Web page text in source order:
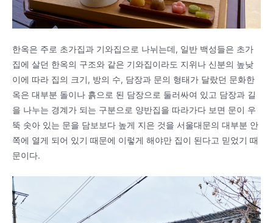
한옥은 주로 초가집과 기와집으로 나뉘는데, 일반 백성들은 초가
집에 살던 한옥의 구조와 같은 기와집이라도 지위나 신분의 높낮
이에 따라 집의 크기, 방의 수, 담장과 문의 형태가 달랐던 문화한
옥은 대부분 돌이나 흙으로 된 담장으로 둘러싸여 있고 담장과 길
을 나누는 경계가 되는 구분으로 양반집을 따라가다 보면 문이 우
뚝 솟아 있는 문을 담보보다 높게 지은 것을 서울대문의 대부분 안
쪽에 열게 되어 있기 때문에 이렇게 해야만 집이 된다고 믿었기 때
문이다.